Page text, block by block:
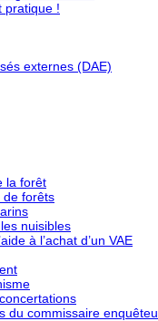
pratique !
externes (DAE)
la forêt
de forêts
nuisibles
à l’achat d’un VAE
du commissaire